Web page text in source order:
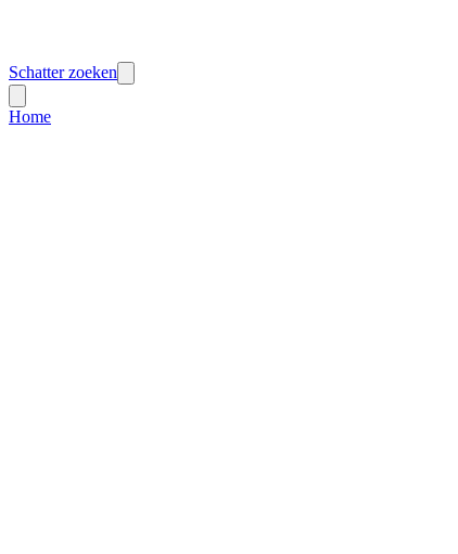
Schatter zoeken
Home